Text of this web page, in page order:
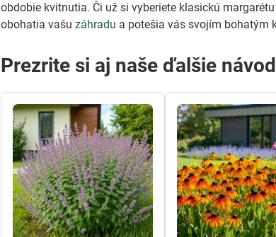
obdobie kvitnutia. Či už si vyberiete klasickú
obohatia vašuzáhradu a potešia vás svojím bohatým
Prezrite si aj naše ďalšie